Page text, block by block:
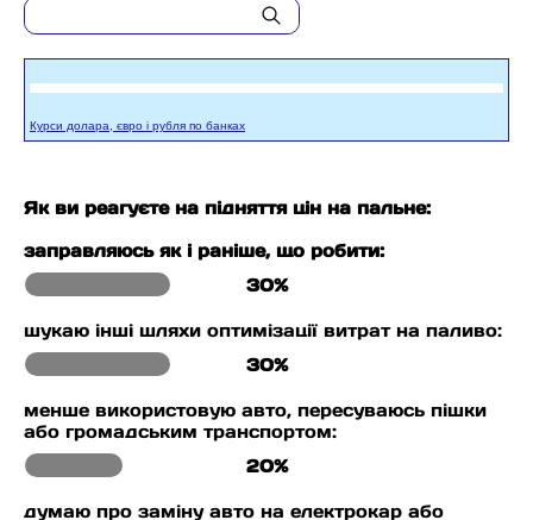
Курси долара, євро і рубля по банках
Як ви реагуєте на підняття цін на пальне:
заправляюсь як і раніше, що робити:
30%
шукаю інші шляхи оптимізації витрат на паливо:
30%
менше використовую авто, пересуваюсь пішки
або громадським транспортом:
20%
думаю про заміну авто на електрокар або